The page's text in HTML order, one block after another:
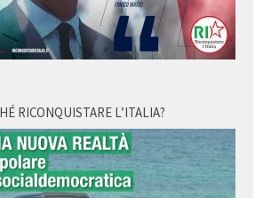
RICONQUISTARE L’ITALIA?